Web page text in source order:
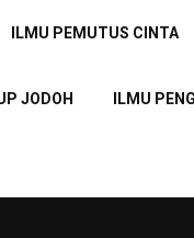
ILMU PEMUTUS CINTA
JODOH ILMU